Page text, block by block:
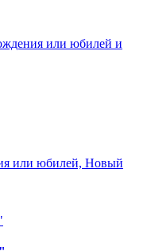
или юбилей и
или юбилей, Новый